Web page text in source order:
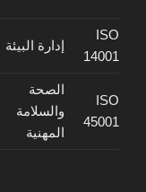
ISO
14001
إدارة البيئة
ISO
45001
الصحة
والسلامة
المهنية